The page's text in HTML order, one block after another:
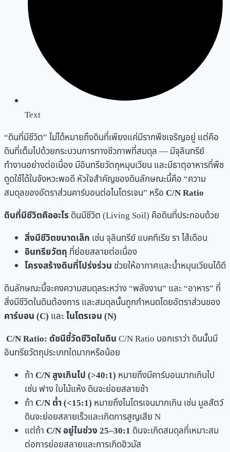
Text
“ดินที่มีชีวิต” ไม่ได้หมายถึงดินที่เพียงแค่มีรากพืชเจริญอยู่ แต่คือ
ดินที่เต็มไปด้วยกระบวนการทางชีวภาพที่สมดุล — มีจุลินทรีย์
ทำงานอย่างต่อเนื่อง มีอินทรียวัตถุหมุนเวียน และมีธาตุอาหารที่พืช
ดูดใช้ได้ในจังหวะพอดี หัวใจสำคัญของดินลักษณะนี้คือ “ความ
สมดุลของอัตราส่วนคาร์บอนต่อไนโตรเจน” หรือC/N Ratio
ดินที่มีชีวิตคืออะไรดินมีชีวิต (Living Soil) คือดินที่ประกอบด้วย
สิ่งมีชีวิตขนาดเล็ก เช่น จุลินทรีย์ แบคทีเรีย รา ไส้เดือน
อินทรียวัตถุ ที่ย่อยสลายต่อเนื่อง
โครงสร้างดินที่โปร่งร่วน ช่วยให้อากาศและน้ำหมุนเวียนได้ดี
ดินลักษณะนี้จะคงความสมดุลระหว่าง “พลังงาน” และ “อาหาร” ที่
สิ่งมีชีวิตในดินต้องการ และสมดุลนั้นถูกกำหนดโดยอัตราส่วนของ
คาร์บอน (C) และไนโตรเจน (N)
C/N Ratio: ดัชนีชี้วัดชีวิตในดินC/N Ratio บอกเราว่า ดินนั้นมี
อินทรียวัตถุประเภทใดมากหรือน้อย
ถ้าC/N สูงเกินไป (>40:1) หมายถึงมีคาร์บอนมากเกินไป
เช่น ฟาง ใบไม้แห้ง ดินจะย่อยสลายช้า
ถ้าC/N ต่ำ (<15:1) หมายถึงไนโตรเจนมากเกิน เช่น มูลสัตว์
ดินจะย่อยสลายเร็วและเกิดการสูญเสีย N
แต่ถ้าC/N อยู่ในช่วง 25–30:1 ดินจะเกิดสมดุลที่เหมาะสม
ต่อการย่อยสลายและการเกิดฮิวมัส